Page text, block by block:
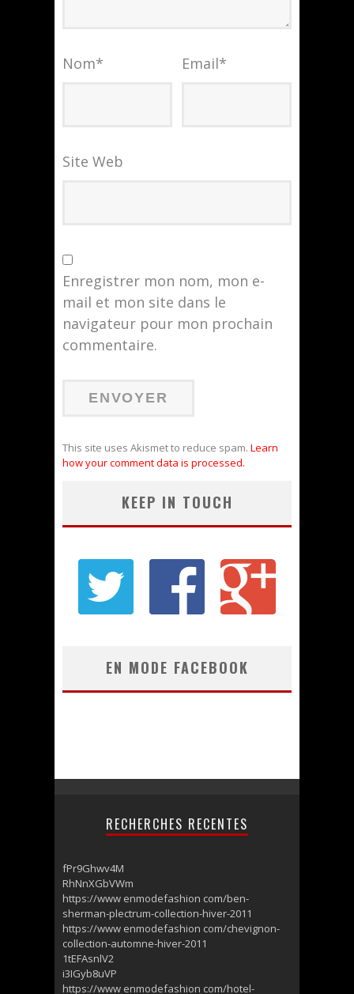
Nom* Email*
Site Web
Enregistrer mon nom, mon e-
mail et mon site dans le
navigateur pour mon prochain
commentaire.
This site uses Akismet to reduce spam. Learn
how your comment data is processed.
KEEP IN TOUCH
EN MODE FACEBOOK
RECHERCHES RECENTES
fPr9Ghwv4M
RhNnXGbVWm
https://www enmodefashion com/ben-
sherman-plectrum-collection-hiver-2011
https://www enmodefashion com/chevignon-
collection-automne-hiver-2011
1tEFAsnlV2
i3IGyb8uVP
https://www enmodefashion com/hotel-